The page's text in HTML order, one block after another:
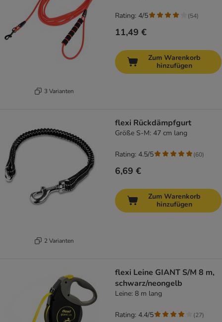
3 Varianten
11,49 €
Rating: 4/5 (54)
Zum Warenkorb
hinzufügen
2 Varianten
flexi Rückdämpfgurt
Größe S-M: 47 cm lang
6,69 €
Rating: 4.5/5 (60)
Zum Warenkorb
hinzufügen
flexi Leine GIANT S/M 8 m,
schwarz/neongelb
Leine: 8 m lang
Rating: 4.4/5 (27)